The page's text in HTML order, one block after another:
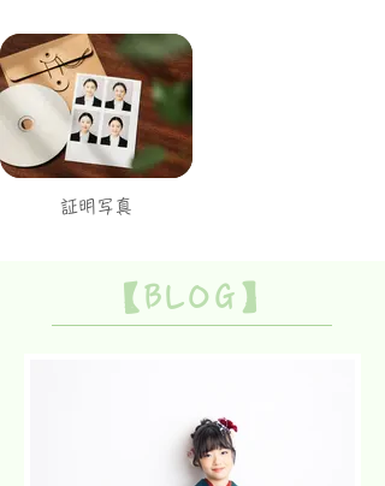
証明写真
【BLOG】